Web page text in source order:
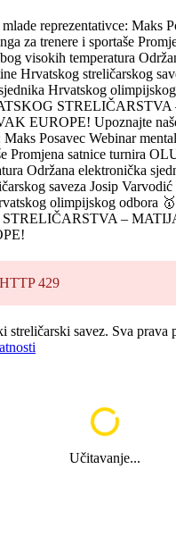
reprezentativce: Maks
za trenere i sportaše
visokih temperatura
Hrvatskog streličarskog
Hrvatskog
STRELIČARSTVA
EUROPE! Upoznajte
Maks Posavec Webinar
Promjena satnice turnira
Održana elektronička
saveza Josip Varvodić
olimpijskog odbora
–
429
streličarski savez. Sva prava
Učitavanje...